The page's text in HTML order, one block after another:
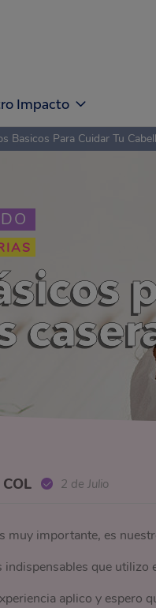
Impacto
Basicos Para Cuidar Tu
2 de Julio
muy importante, es
indispensables que
aplico y espero